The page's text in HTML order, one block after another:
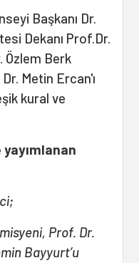
Başkanı Dr.
Dekanı Prof.Dr.
Özlem Berk
Metin Ercan'ı
kural ve
Prof. Dr.
Bayyurt’u